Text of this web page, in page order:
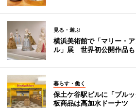
見る・遊ぶ
横浜美術館で「マリー・
ル」展 世界初公開作品も
暮らす・働く
保土ケ谷駅ビルに「ブル
板商品は高加水ドーナツ